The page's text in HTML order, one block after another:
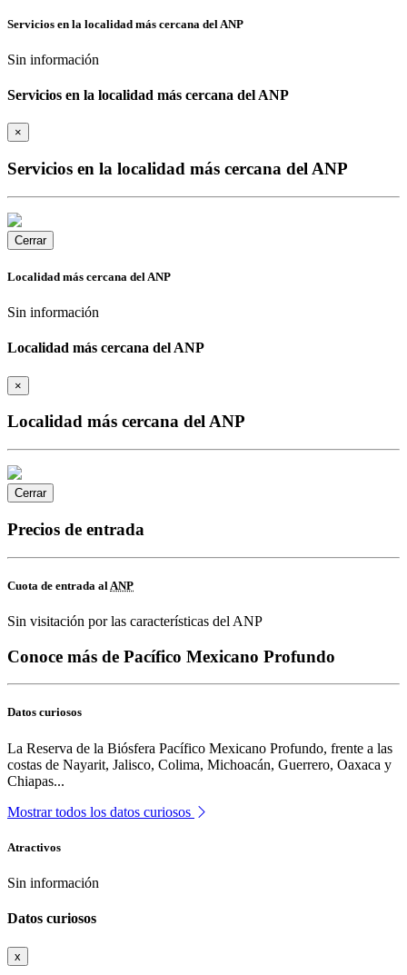
Servicios en la localidad más cercana del ANP
Sin información
Servicios en la localidad más cercana del ANP
×
Servicios en la localidad más cercana del ANP
Cerrar
Localidad más cercana del ANP
Sin información
Localidad más cercana del ANP
×
Localidad más cercana del ANP
Cerrar
Precios de entrada
Cuota de entrada al ANP
Sin visitación por las características del ANP
Conoce más de Pacífico Mexicano Profundo
Datos curiosos
La Reserva de la Biósfera Pacífico Mexicano Profundo, frente a las
costas de Nayarit, Jalisco, Colima, Michoacán, Guerrero, Oaxaca y
Chiapas...
Mostrar todos los datos curiosos
Atractivos
Sin información
Datos curiosos
x